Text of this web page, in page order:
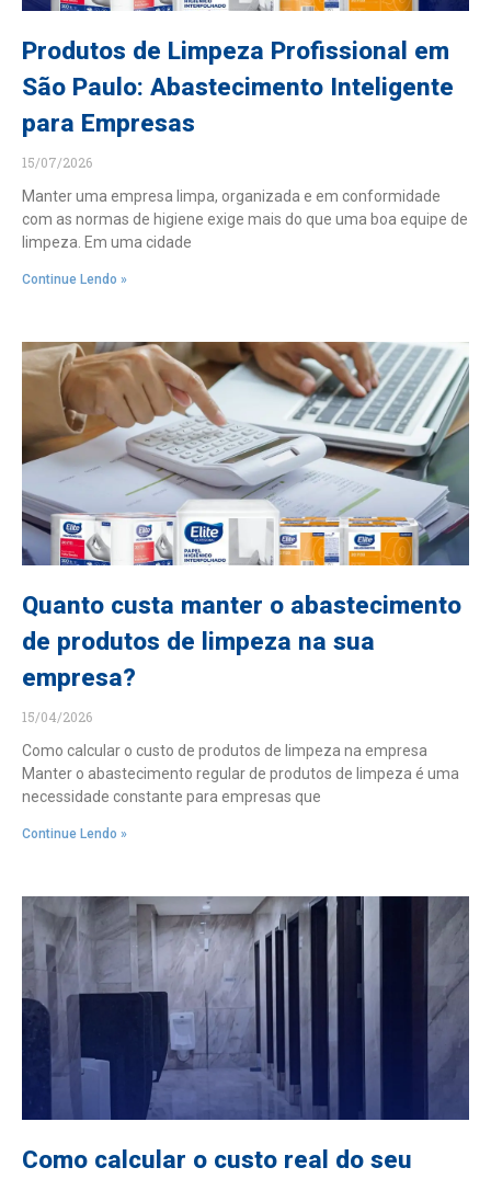
Produtos de Limpeza Profissional em
São Paulo: Abastecimento Inteligente
para Empresas
15/07/2026
Manter uma empresa limpa, organizada e em conformidade
com as normas de higiene exige mais do que uma boa equipe de
limpeza. Em uma cidade
Continue Lendo »
Quanto custa manter o abastecimento
de produtos de limpeza na sua
empresa?
15/04/2026
Como calcular o custo de produtos de limpeza na empresa
Manter o abastecimento regular de produtos de limpeza é uma
necessidade constante para empresas que
Continue Lendo »
Como calcular o custo real do seu